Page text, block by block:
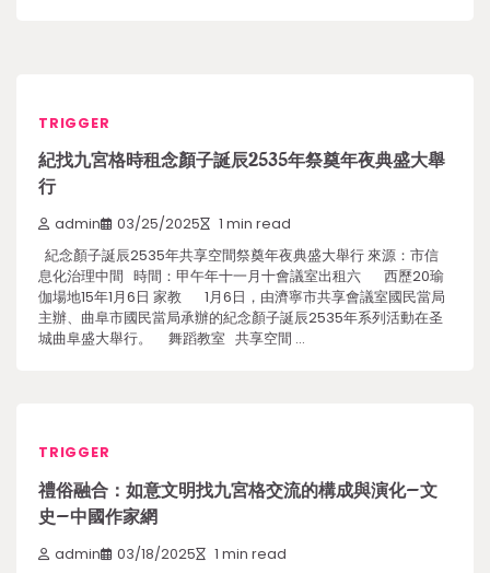
TRIGGER
紀找九宮格時租念顏子誕辰2535年祭奠年夜典盛大舉
行
admin 03/25/2025 1 min read
紀念顏子誕辰2535年共享空間祭奠年夜典盛大舉行 來源：市信
息化治理中間 時間：甲午年十一月十會議室出租六 西歷20瑜
伽場地15年1月6日 家教 1月6日，由濟寧市共享會議室國民當局
主辦、曲阜市國民當局承辦的紀念顏子誕辰2535年系列活動在圣
城曲阜盛大舉行。 舞蹈教室 共享空間 …
TRIGGER
禮俗融合：如意文明找九宮格交流的構成與演化–文
史–中國作家網
admin 03/18/2025 1 min read